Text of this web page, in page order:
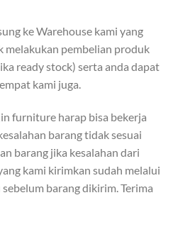
ke Warehouse kami yang
melakukan pembelian produk
ready stock) serta anda dapat
kami juga.
furniture harap bisa bekerja
barang tidak sesuai
barang jika kesalahan dari
kami kirimkan sudah melalui
barang dikirim. Terima